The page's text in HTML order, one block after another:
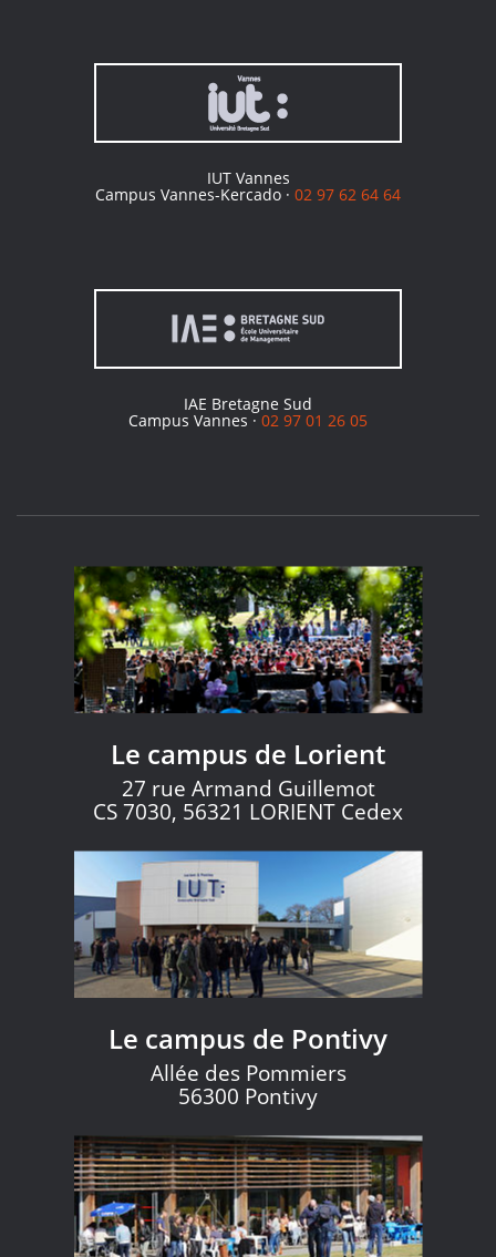
IUT Vannes
Campus Vannes-Kercado · 02 97 62 64 64
IAE Bretagne Sud
Campus Vannes ·02 97 01 26 05
Le campus de Lorient
27 rue Armand Guillemot
CS 7030, 56321 LORIENT Cedex
Le campus de Pontivy
Allée des Pommiers
56300 Pontivy